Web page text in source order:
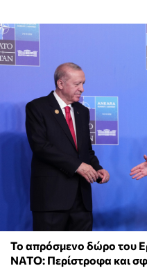
Το απρόσμενο δώρο του
ΝΑΤΟ: Περίστροφα και